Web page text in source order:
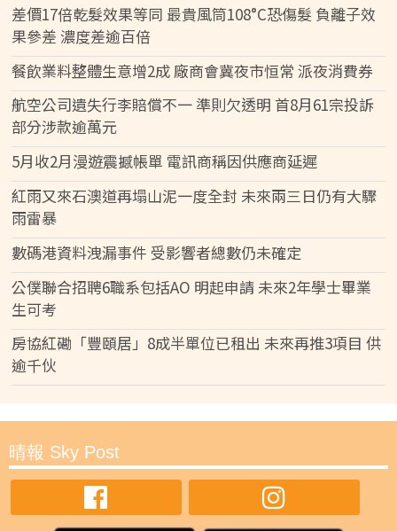
差價17倍乾髮效果等同 最貴風筒108°C恐傷髮 負離子效
果參差 濃度差逾百倍
餐飲業料整體生意增2成 廠商會冀夜市恒常 派夜消費券
航空公司遺失行李賠償不一 準則欠透明 首8月61宗投訴
部分涉款逾萬元
5月收2月漫遊震撼帳單 電訊商稱因供應商延遲
紅雨又來石澳道再塌山泥一度全封 未來兩三日仍有大驟
雨雷暴
數碼港資料洩漏事件 受影響者總數仍未確定
公僕聯合招聘6職系包括AO 明起申請 未來2年學士畢業
生可考
房協紅磡「豐頤居」8成半單位已租出 未來再推3項目 供
逾千伙
晴報 Sky Post